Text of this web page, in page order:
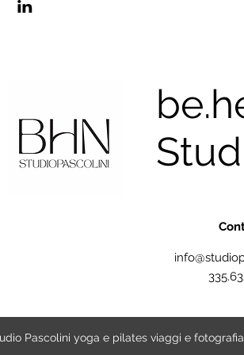
Pascolini yoga e pilates viaggi e